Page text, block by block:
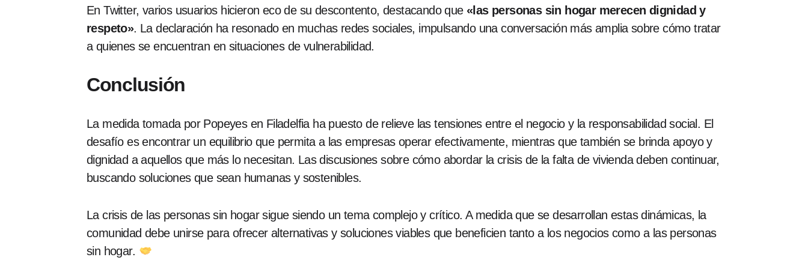
En Twitter, varios usuarios hicieron eco de su descontento, destacando que «las personas sin hogar merecen dignidad y
respeto». La declaración ha resonado en muchas redes sociales, impulsando una conversación más amplia sobre cómo tratar
a quienes se encuentran en situaciones de vulnerabilidad.
Conclusión
La medida tomada por Popeyes en Filadelfia ha puesto de relieve las tensiones entre el negocio y la responsabilidad social. El
desafío es encontrar un equilibrio que permita a las empresas operar efectivamente, mientras que también se brinda apoyo y
dignidad a aquellos que más lo necesitan. Las discusiones sobre cómo abordar la crisis de la falta de vivienda deben continuar,
buscando soluciones que sean humanas y sostenibles.
La crisis de las personas sin hogar sigue siendo un tema complejo y crítico. A medida que se desarrollan estas dinámicas, la
comunidad debe unirse para ofrecer alternativas y soluciones viables que beneficien tanto a los negocios como a las personas
sin hogar.